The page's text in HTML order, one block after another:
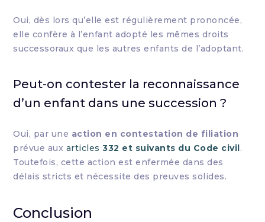
Oui, dès lors qu’elle est régulièrement prononcée,
elle confère à l’enfant adopté les mêmes droits
successoraux que les autres enfants de l’adoptant.
Peut-on contester la reconnaissance
d’un enfant dans une succession ?
Oui, par une action en contestation de filiation
prévue aux articles332 et suivants du Code civil.
Toutefois, cette action est enfermée dans des
délais stricts et nécessite des preuves solides.
Conclusion